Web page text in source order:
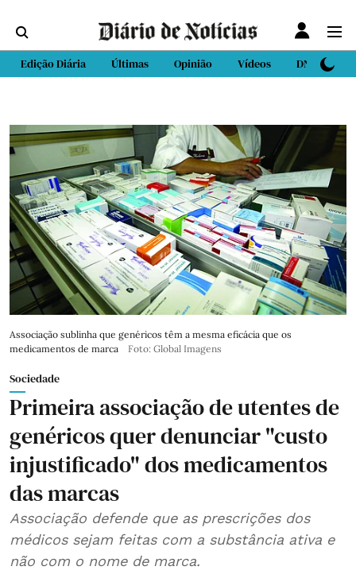
Edição Diária Últimas Opinião Vídeos DN Sport
Associação sublinha que genéricos têm a mesma eficácia que os
medicamentos de marca
Foto: Global Imagens
Sociedade
Primeira associação de utentes de
genéricos quer denunciar "custo
injustificado" dos medicamentos
das marcas
Associação defende que as prescrições dos
médicos sejam feitas com a substância ativa e
não com o nome de marca.